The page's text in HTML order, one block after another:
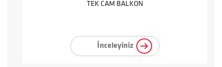
TEK CAM BALKON
İnceleyiniz